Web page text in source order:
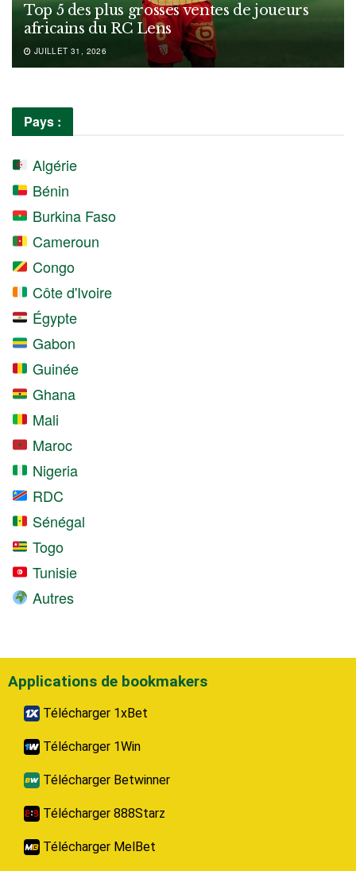
Top 5 des plus grosses ventes de joueurs
africains du RC Lens
JUILLET 31, 2026
Pays :
Algérie
Bénin
Burkina Faso
Cameroun
Congo
Côte d'Ivoire
Égypte
Gabon
Guinée
Ghana
Mali
Maroc
Nigeria
RDC
Sénégal
Togo
Tunisie
Autres
Applications de bookmakers
Télécharger 1xBet
Télécharger 1Win
Télécharger Betwinner
Télécharger 888Starz
Télécharger MelBet